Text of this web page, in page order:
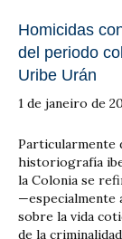
Homicidas
del periodo
Uribe Urán
1 de janeiro de
Particularmente
historiografía
la Colonia se
—especialmente
sobre la vida
de la